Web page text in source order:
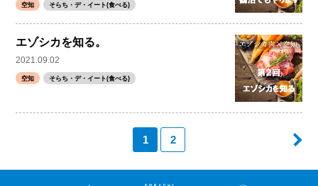
空知 そらち・デ・イート(食べる)
エゾシカを知る。
2021.09.02
空知 そらち・デ・イート(食べる)
1 2